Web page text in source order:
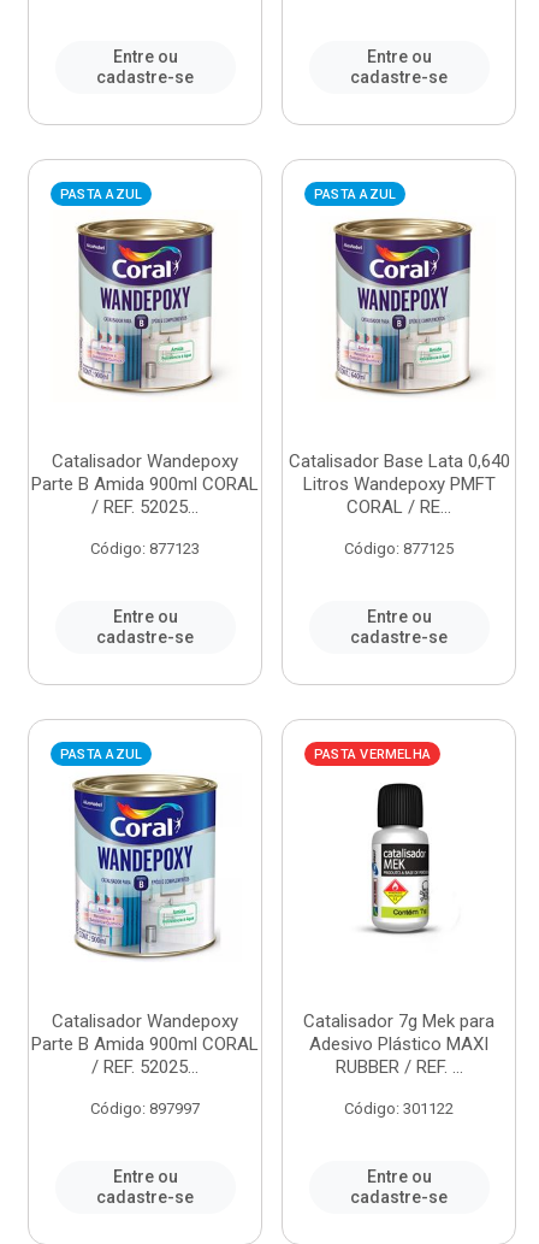
Entre ou
cadastre-se
Entre ou
cadastre-se
PASTA AZUL
Catalisador Wandepoxy
Parte B Amida 900ml CORAL
/ REF. 52025...
Código: 877123
Entre ou
cadastre-se
PASTA AZUL
Catalisador Base Lata 0,640
Litros Wandepoxy PMFT
CORAL / RE...
Código: 877125
Entre ou
cadastre-se
PASTA AZUL
Catalisador Wandepoxy
Parte B Amida 900ml CORAL
/ REF. 52025...
Código: 897997
Entre ou
cadastre-se
PASTA VERMELHA
Catalisador 7g Mek para
Adesivo Plástico MAXI
RUBBER / REF. ...
Código: 301122
Entre ou
cadastre-se